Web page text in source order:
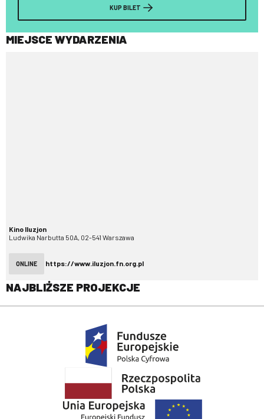
KUP BILET
MIEJSCE WYDARZENIA
Kino Iluzjon
Ludwika Narbutta 50A, 02-541 Warszawa
ONLINE https://www.iluzjon.fn.org.pl
NAJBLIŻSZE PROJEKCJE